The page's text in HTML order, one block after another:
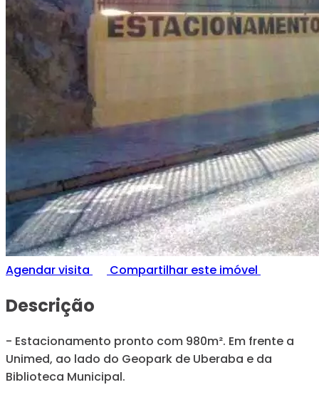
Agendar visita Compartilhar este imóvel
Descrição
- Estacionamento pronto com 980m². Em frente a
Unimed, ao lado do Geopark de Uberaba e da
Biblioteca Municipal.